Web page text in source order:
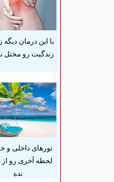
با این درمان دیگه
زندگیت رو مختل
تورهای داخلی و
لحظه آخری رو
نده